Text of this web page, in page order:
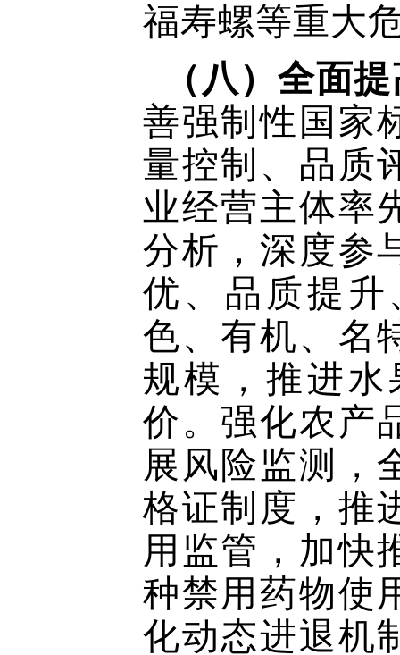
福寿螺等重大
（八）全面
善强制性国家
量控制、品质
业经营主体率
分析，深度参
优、品质提
色、有机、名
规模，推进
价。强化农产
展风险监测，
格证制度，推
用监管，加快
种禁用药物使
化动态进退机